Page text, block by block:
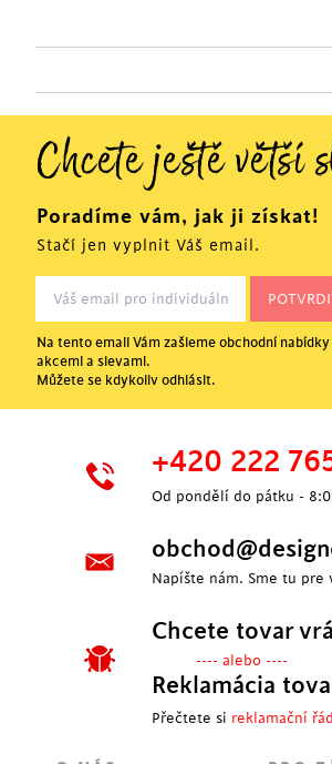
Chcete ještě větší
Poradíme vám, jak ji získat!
Stačí jen vyplnit Váš email.
Na tento email Vám zašleme obchodní
akcemi a slevami.
Můžete se kdykoliv odhlásit.
+420 222
Od pondělí do pátku -
Napíšte nám. Sme tu pre
Chcete tovar
---- alebo ----
Reklamácia
Přečtete si reklamační řád